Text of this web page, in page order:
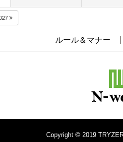
ルール＆マナー
Copyright © 2019